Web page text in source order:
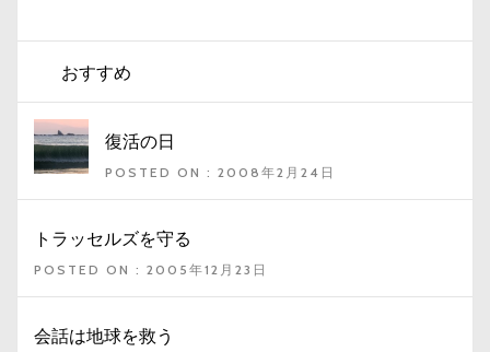
おすすめ
復活の日
POSTED ON : 2008年2月24日
トラッセルズを守る
POSTED ON : 2005年12月23日
会話は地球を救う